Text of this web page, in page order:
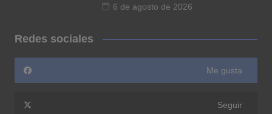
6 de agosto de 2026
Redes sociales
Me gusta
Seguir